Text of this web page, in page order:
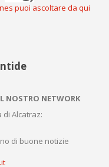
puoi ascoltare da qui
NOSTRO NETWORK
di Alcatraz:
di buone notizie